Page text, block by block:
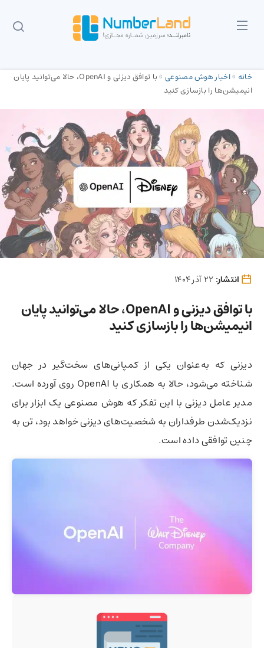
خانه »اخبار هوش مصنوعی»
با توافق دیزنی و OpenAI، حالا می‌توانید پایان
انیمیشن‌ها را بازسازی کنید
انتشار:
با توافق دیزنی و OpenAI، حالا می‌توانید پایان
انیمیشن‌ها را بازسازی کنید
دیزنی که به‌عنوان یکی از کمپانی‌های سخت‌گیر در جهان
شناخته می‌شود، حالا به همکاری با OpenAI روی آورده است.
مدیر عامل دیزنی با این تفکر که هوش مصنوعی یک ابزار برای
نزدیک‌شدن طرفداران به شخصیت‌های دیزنی خواهد بود، تن به
چنین توافقی داده است.